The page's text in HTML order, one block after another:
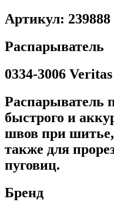
Артикул: 239888
Распарыватель
0334-3006 Veritas
Распарыватель
быстрого и
швов при шитье,
также для
пуговиц.
Бренд